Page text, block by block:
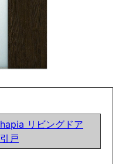
hapia リビングドア
引戸